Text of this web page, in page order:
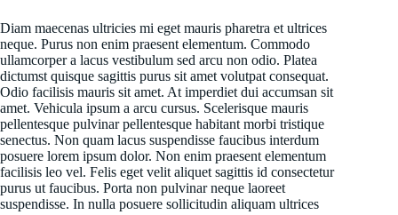
Diam maecenas ultricies mi eget mauris pharetra et ultrices
neque. Purus non enim praesent elementum. Commodo
ullamcorper a lacus vestibulum sed arcu non odio. Platea
dictumst quisque sagittis purus sit amet volutpat consequat.
Odio facilisis mauris sit amet. At imperdiet dui accumsan sit
amet. Vehicula ipsum a arcu cursus. Scelerisque mauris
pellentesque pulvinar pellentesque habitant morbi tristique
senectus. Non quam lacus suspendisse faucibus interdum
posuere lorem ipsum dolor. Non enim praesent elementum
facilisis leo vel. Felis eget velit aliquet sagittis id consectetur
purus ut faucibus. Porta non pulvinar neque laoreet
suspendisse. In nulla posuere sollicitudin aliquam ultrices